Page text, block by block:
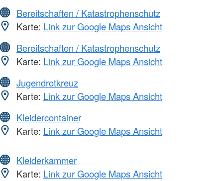
Bereitschaften / Katastrophenschutz
Karte: Link zur Google Maps Ansicht
Bereitschaften / Katastrophenschutz
Karte: Link zur Google Maps Ansicht
Jugendrotkreuz
Karte: Link zur Google Maps Ansicht
Kleidercontainer
Karte: Link zur Google Maps Ansicht
Kleiderkammer
Karte: Link zur Google Maps Ansicht